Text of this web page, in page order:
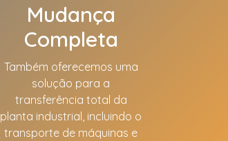
Mudança
Completa
Também oferecemos uma
solução para a
transferência total da
planta industrial, incluindo o
transporte de máquinas e